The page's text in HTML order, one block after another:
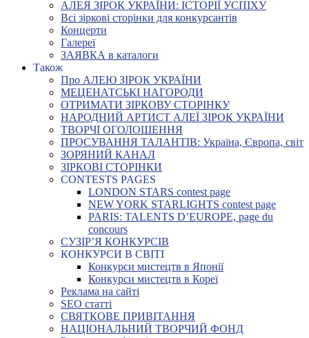
АЛЕЯ ЗІРОК УКРАЇНИ: ІСТОРІЇ УСПІХУ
Всі зіркові сторінки для конкурсантів
Концерти
Галереї
ЗАЯВКА в каталоги
Також
Про АЛЕЮ ЗІРОК УКРАЇНИ
МЕЦЕНАТСЬКІ НАГОРОДИ
ОТРИМАТИ ЗІРКОВУ СТОРІНКУ
НАРОДНИЙ АРТИСТ АЛЕЇ ЗІРОК УКРАЇНИ
ТВОРЧІ ОГОЛОШЕННЯ
ПРОСУВАННЯ ТАЛАНТІВ: Україна, Європа, світ
ЗОРЯНИЙ КАНАЛ
ЗІРКОВІ СТОРІНКИ
CONTESTS PAGES
LONDON STARS contest page
NEW YORK STARLIGHTS contest page
PARIS: TALENTS D’EUROPE, page du
concours
СУЗІР’Я КОНКУРСІВ
КОНКУРСИ В СВІТІ
Конкурси мистецтв в Японії
Конкурси мистецтв в Кореї
Реклама на сайті
SEO статті
СВЯТКОВЕ ПРИВІТАННЯ
НАЦІОНАЛЬНИЙ ТВОРЧИЙ ФОНД